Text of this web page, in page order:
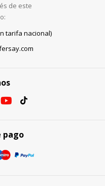
de este
tarifa nacional)
pago